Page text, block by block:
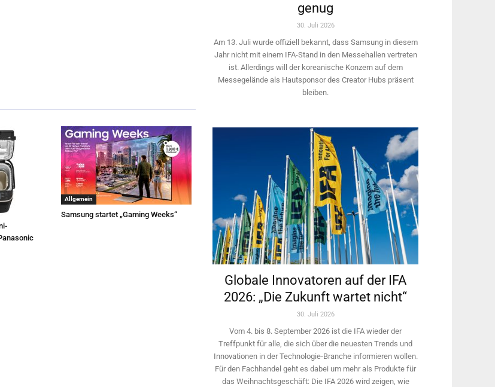
Allgemein
Samsung startet „Gaming Weeks“
genug
30. Juli 2026
Am 13. Juli wurde offiziell bekannt, dass Samsung in diesem
Jahr nicht mit einem IFA-Stand in den Messehallen vertreten
ist. Allerdings will ­der koreanische Konzern auf dem
Messegelände als Hautsponsor des Creator Hubs präsent
bleiben.
Globale Innovatoren auf der IFA
2026: „Die Zukunft wartet nicht“
30. Juli 2026
Vom 4. bis 8. September 2026 ist die IFA wieder der
Treffpunkt für alle, die sich über die neuesten Trends und
Innovationen in der Technologie-­Branche informieren wollen.
Für den Fachhandel geht es dabei um mehr als Produkte für
das Weihnachtsgeschäft: Die IFA 2026 wird ­zeigen, wie